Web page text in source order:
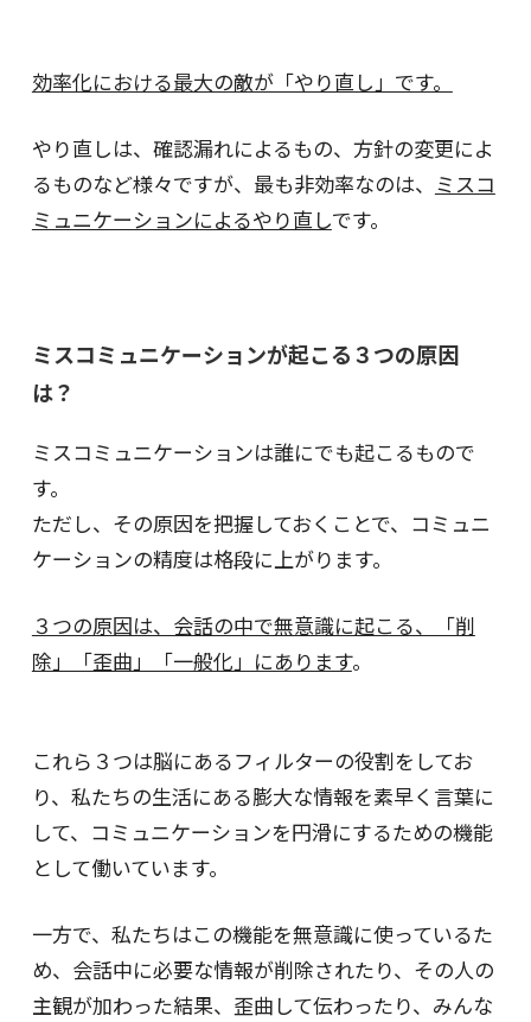
効率化における最大の敵が「やり直し」です。
やり直しは、確認漏れによるもの、方針の変更によ
るものなど様々ですが、最も非効率なのは、 ミスコ
ミュニケーションによるやり直しです。
ミスコミュニケーションが起こる３つの原因
は？
ミスコミュニケーションは誰にでも起こるもので
す。
ただし、その原因を把握しておくことで、コミュニ
ケーションの精度は格段に上がります。
３つの原因は、会話の中で無意識に起こる、「削
除」「歪曲」「一般化」にあります。
これら３つは脳にあるフィルターの役割をしてお
り、私たちの生活にある膨大な情報を素早く言葉に
して、コミュニケーションを円滑にするための機能
として働いています。
一方で、私たちはこの機能を無意識に使っているた
め、会話中に必要な情報が削除されたり、その人の
主観が加わった結果、歪曲して伝わったり、みんな